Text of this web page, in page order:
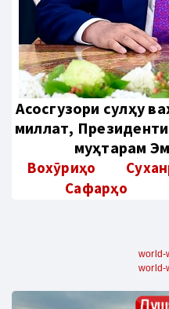
Aсосгузори сулҳу
миллат,
муҳтарам
Вохӯриҳо
Сафарҳо
world-
world-